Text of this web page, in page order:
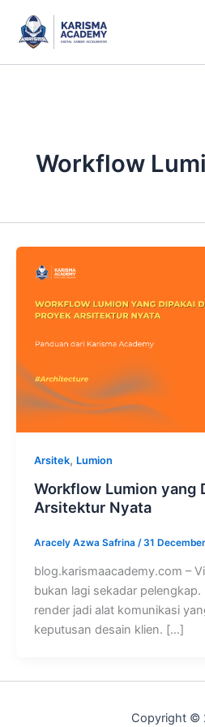
content
Workflow
Arsitek, Lumion
Workflow Lumion yang
Arsitektur Nyata
Aracely Azwa Safrina /31
blog.karismaacademy.com –
bukan lagi sekadar
render jadi alat komunikasi
keputusan desain klien. […]
Copyright ©